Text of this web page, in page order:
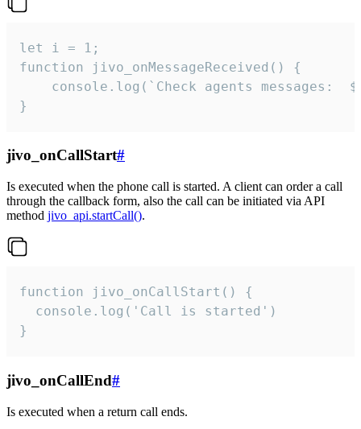
let i = 1;
function jivo_onMessageReceived() {
}
jivo_onCallStart#
Is executed when the phone call is started. A client can order a call
through the callback form, also the call can be initiated via API
method jivo_api.startCall().
function jivo_onCallStart() {
  console.log('Call is started')
}
jivo_onCallEnd#
Is executed when a return call ends.